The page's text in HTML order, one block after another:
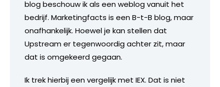
blog beschouw ik als een weblog vanuit het
bedrijf. Marketingfacts is een B-t-B blog, maar
onafhankelijk. Hoewel je kan stellen dat
Upstream er tegenwoordig achter zit, maar
dat is omgekeerd gegaan.
Ik trek hierbij een vergelijk met IEX. Dat is niet